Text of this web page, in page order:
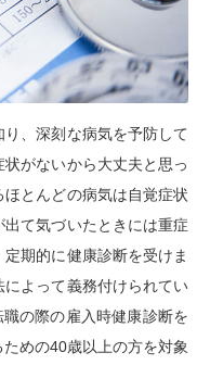
、深刻な病気を予防して
がないから大丈夫と思っ
とんどの病気は自覚症状
て気づいたときには重症
期的に健康診断を受けま
よって義務付けられてい
の際の雇入時健康診断を
めの40歳以上の方を対象